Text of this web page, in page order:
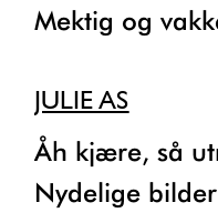
Mektig og
JULIE AS
Åh kjære, så utrolig vakkert det er der.
Nydelige